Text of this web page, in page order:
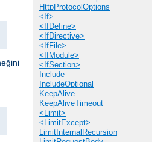
HttpProtocolOptions
<If>
<IfDefine>
<IfDirective>
<IfFile>
<IfModule>
<IfSection>
Include
IncludeOptional
KeepAlive
KeepAliveTimeout
<Limit>
<LimitExcept>
LimitInternalRecursion